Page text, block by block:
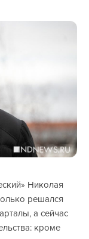
Николая
решался
а сейчас
кроме